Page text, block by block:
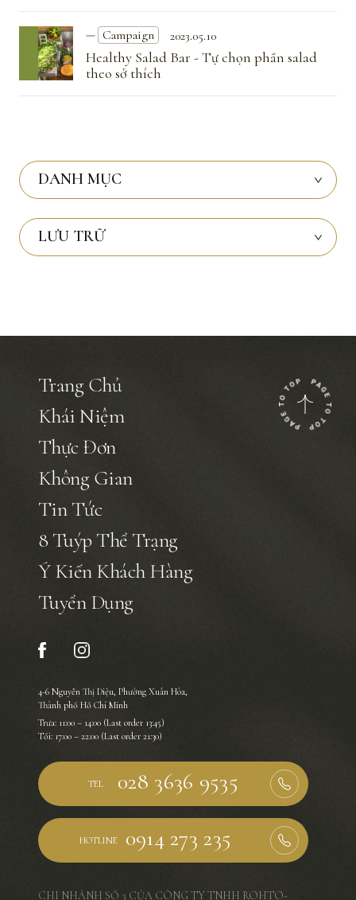
2023.05.10
Campaign
Healthy Salad Bar - Tự chọn phần salad
theo sở thích
DANH MỤC
LƯU TRỮ
Trang Chủ
Khái Niệm
Thực Đơn
Không Gian
Tin Tức
8 Tuýp Thể Trạng
Ý Kiến Khách Hàng
Tuyển Dụng
4-6 Nguyễn Thị Diệu, Phường Xuân Hòa,
Thành phố Hồ Chí Minh
Trưa: 11:00 – 14:00 (Last order 13:45)
Tối: 17:00 – 22:00 (Last order 21:30)
TEL
HOTLINE
CHI NHÁNH SỐ 3 CỦA CÔNG TY TNHH ROHTO-